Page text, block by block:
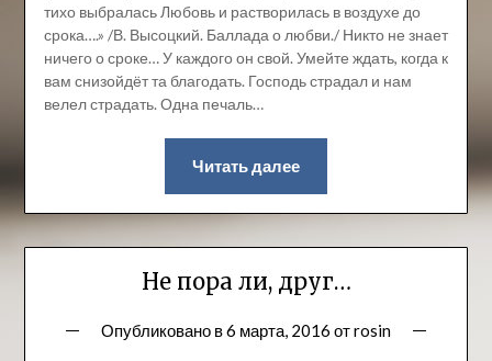
тихо выбралась Любовь и растворилась в воздухе до
срока….» /В. Высоцкий. Баллада о любви./ Никто не знает
ничего о сроке… У каждого он свой. Умейте ждать, когда к
вам снизойдёт та благодать. Господь страдал и нам
велел страдать. Одна печаль…
Читать далее
Не пора ли, друг…
Опубликовано в6 марта, 2016 отrosin